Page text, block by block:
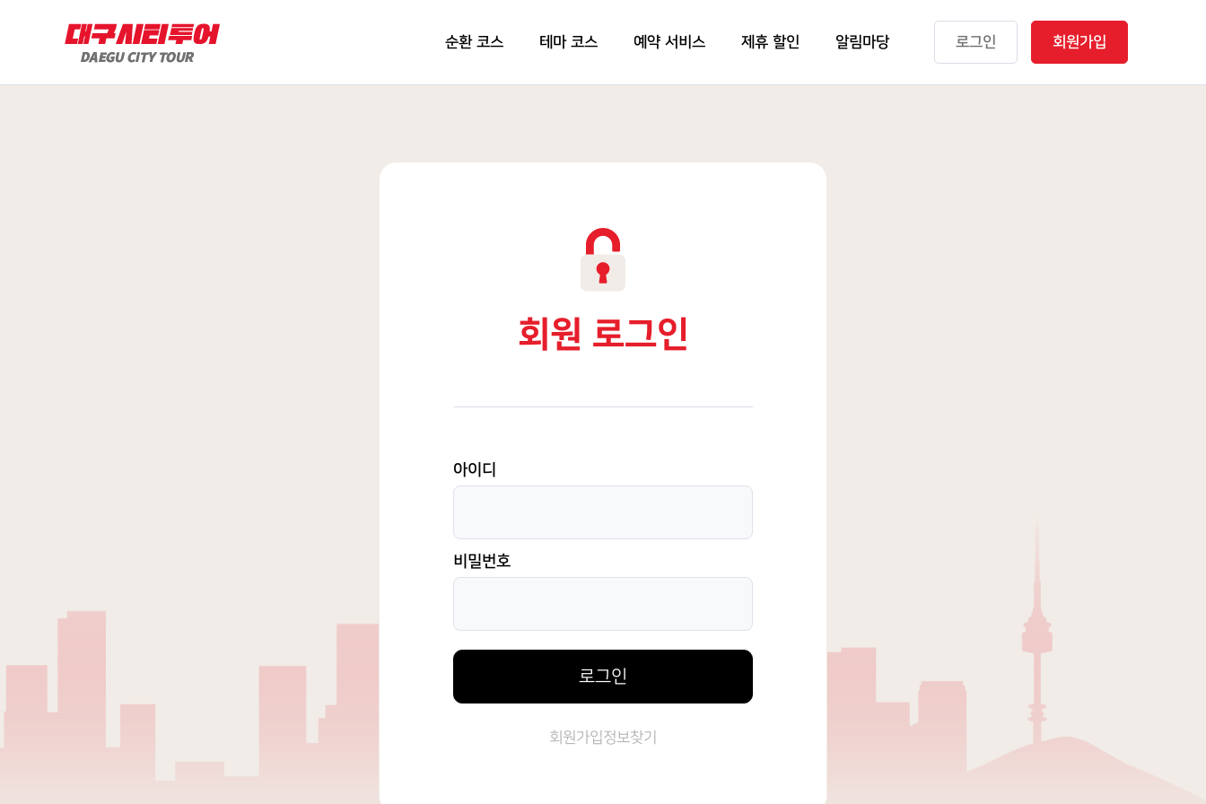
순환 코스 테마 코스 예약 서비스 제휴 할인 알림마당 로그인 회원가입
회원 로그인
아이디
비밀번호
로그인
회원가입정보찾기